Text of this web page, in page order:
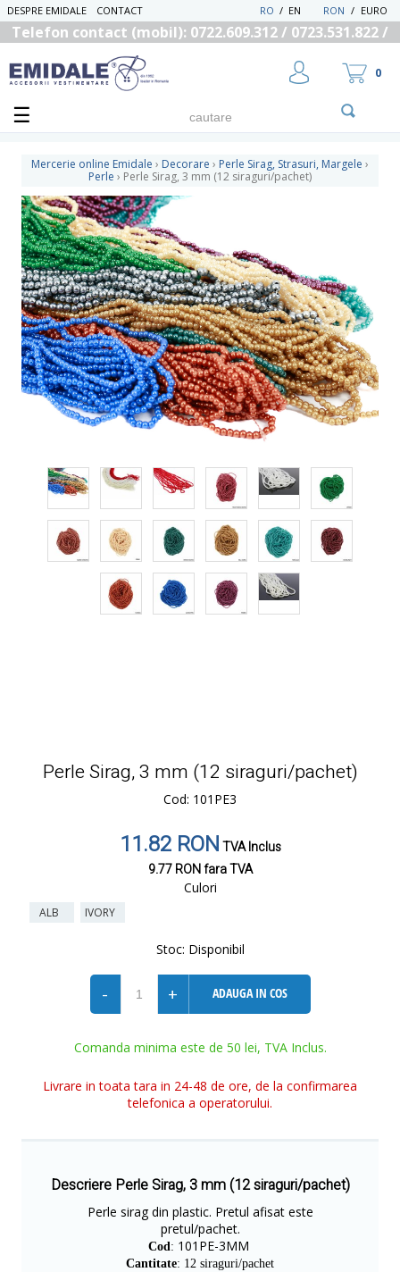
DESPRE EMIDALE CONTACT RON / EURO
EN
/
RO
Telefon contact (mobil): 0722.609.312 / 0723.531.822 /
0
Mercerie online Emidale › Decorare › Perle Sirag, Strasuri, Margele ›
Perle › Perle Sirag, 3 mm (12 siraguri/pachet)
Perle Sirag, 3 mm (12 siraguri/pachet)
Cod: 101PE3
11.82 RONTVA Inclus
9.77 RONfara TVA
Culori
ALB IVORY
Stoc: Disponibil
- + ADAUGA IN COS
Comanda minima este de 50 lei, TVA Inclus.
Livrare in toata tara in 24-48 de ore, de la confirmarea
telefonica a operatorului.
Descriere Perle Sirag, 3 mm (12 siraguri/pachet)
Perle sirag din plastic. Pretul afisat este
pretul/pachet.
Cod: 101PE-3MM
Cantitate: 12 siraguri/pachet